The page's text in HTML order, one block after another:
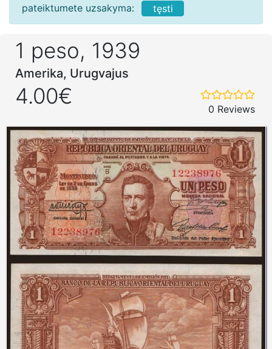
pateiktumete uzsakyma:
tęsti
1 peso, 1939
Amerika, Urugvajus
4.00€
0 Reviews